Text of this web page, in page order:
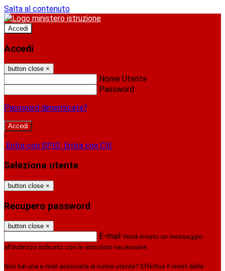
Salta al contenuto
Accedi
Accedi
button close ×
Nome Utente
Password
Password dimenticata?
-
Entra con SPID Entra con CIE
Seleziona utente
button close ×
Recupero password
button close ×
E-mail Verrà inviato un messaggio
all'indirizzo indicato con le istruzioni necessarie.
Non hai una e-mail associata al nome utente? Effettua il reset della